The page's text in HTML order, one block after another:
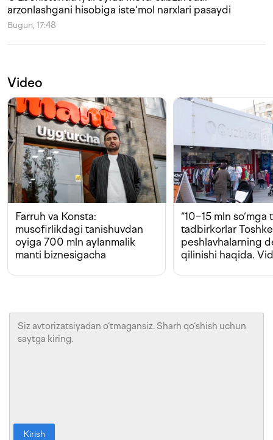
arzonlashgani hisobiga iste‘mol narxlari pasaydi
Bugun, 17:48
Video
Farruh va Konsta:
musofirlikdagi tanishuvdan
oyiga 700 mln aylanmalik
manti biznesigacha
“10−15 mln so‘mga
tadbirkorlar
peshlavhalarning
qilinishi haqida.
Kirish